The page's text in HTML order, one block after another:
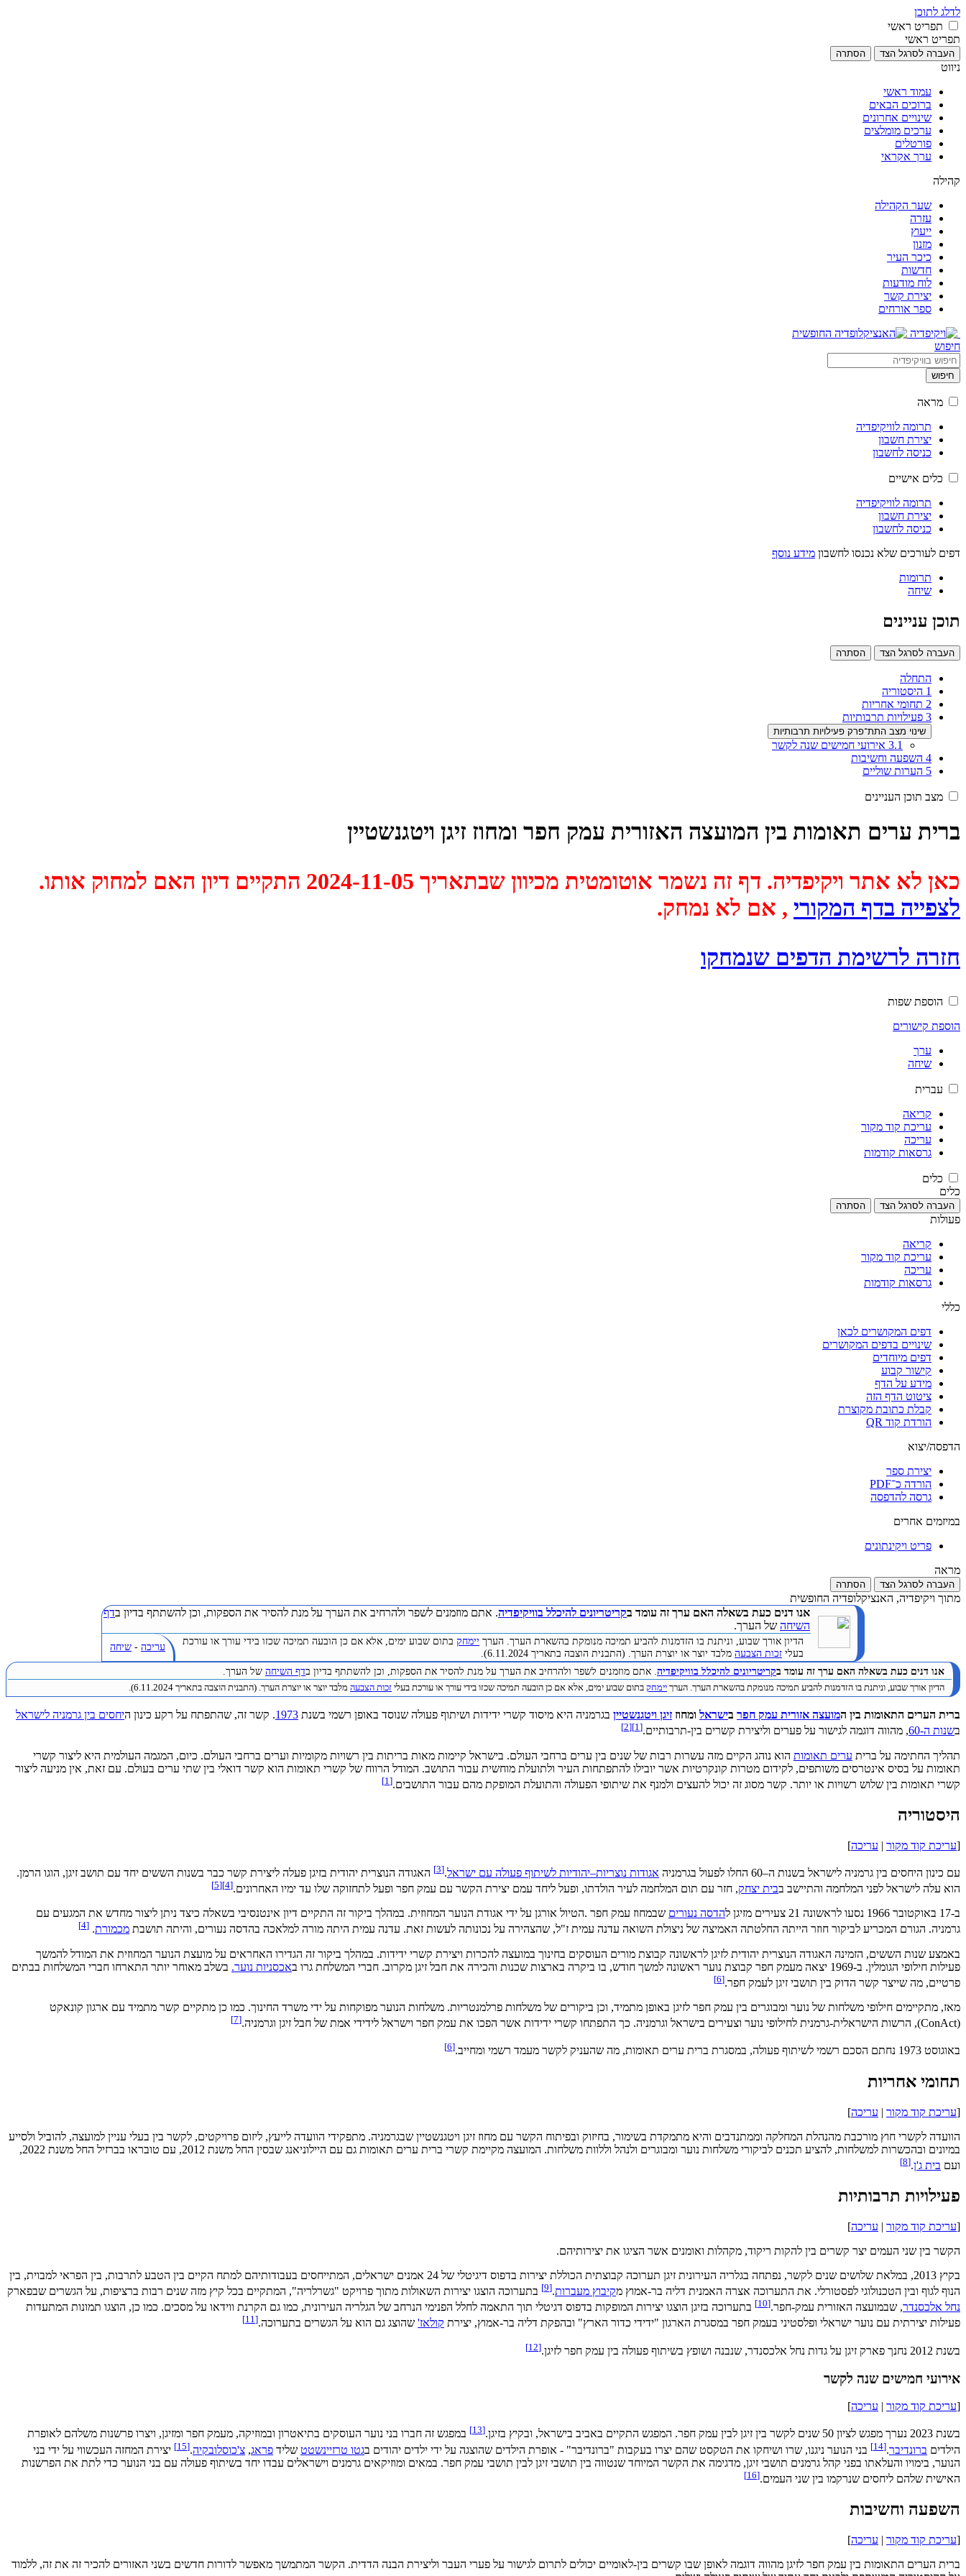
לדלג לתוכן
תפריט ראשי
תפריט ראשי
העברה לסרגל הצד הסתרה
ניווט
עמוד ראשי
ברוכים הבאים
שינויים אחרונים
ערכים מומלצים
פורטלים
ערך אקראי
קהילה
שער הקהילה
עזרה
ייעוץ
מזנון
כיכר העיר
חדשות
לוח מודעות
יצירת קשר
ספר אורחים
חיפוש
חיפוש
מראה
תרומה לוויקיפדיה
יצירת חשבון
כניסה לחשבון
כלים אישיים
תרומה לוויקיפדיה
יצירת חשבון
כניסה לחשבון
דפים לעורכים שלא נכנסו לחשבון מידע נוסף
תרומות
שיחה
תוכן עניינים
העברה לסרגל הצד הסתרה
התחלה
1 היסטוריה
2 תחומי אחריות
3 פעילויות תרבותיות
שינוי מצב התת־פרק פעילויות תרבותיות
3.1 אירועי חמישים שנה לקשר
4 השפעה וחשיבות
5 הערות שוליים
מצב תוכן העניינים
ברית ערים תאומות בין המועצה האזורית עמק חפר ומחוז זיגן ויטגנשטיין
כאן לא אתר ויקיפדיה. דף זה נשמר אוטומטית מכיוון שבתאריך 2024-11-05 התקיים דיון האם למחוק אותו.
לצפייה בדף המקורי , אם לא נמחק.
חזרה לרשימת הדפים שנמחקו
הוספת שפות
הוספת קישורים
ערך
שיחה
עברית
קריאה
עריכת קוד מקור
עריכה
גרסאות קודמות
כלים
כלים
העברה לסרגל הצד הסתרה
פעולות
קריאה
עריכת קוד מקור
עריכה
גרסאות קודמות
כללי
דפים המקושרים לכאן
שינויים בדפים המקושרים
דפים מיוחדים
קישור קבוע
מידע על הדף
ציטוט הדף הזה
קבלת כתובת מקוצרת
הורדת קוד QR
הדפסה/יצוא
יצירת ספר
הורדה כ־PDF
גרסה להדפסה
במיזמים אחרים
פריט ויקינתונים
מראה
העברה לסרגל הצד הסתרה
מתוך ויקיפדיה, האנציקלופדיה החופשית
אנו דנים כעת בשאלה האם ערך זה עומד בקריטריונים להיכלל בוויקיפדיה. אתם מוזמנים לשפר ולהרחיב את הערך על מנת להסיר את הספקות, וכן להשתתף בדיון בדף
השיחה של הערך.
הדיון אורך שבוע, וניתנת בו הזדמנות להביע תמיכה מנומקת בהשארת הערך. הערך יימחק בתום שבוע ימים, אלא אם כן הובעה תמיכה שכזו בידי עורך או עורכת
בעלי זכות הצבעה מלבד יוצר או יוצרת הערך. (התבנית הוצבה בתאריך 6.11.2024).
עריכה - שיחה
אנו דנים כעת בשאלה האם ערך זה עומד בקריטריונים להיכלל בוויקיפדיה. אתם מוזמנים לשפר ולהרחיב את הערך על מנת להסיר את הספקות, וכן להשתתף בדיון בדף השיחה של הערך.
הדיון אורך שבוע, וניתנת בו הזדמנות להביע תמיכה מנומקת בהשארת הערך. הערך יימחק בתום שבוע ימים, אלא אם כן הובעה תמיכה שכזו בידי עורך או עורכת בעלי זכות הצבעה מלבד יוצר או יוצרת הערך. (התבנית הוצבה בתאריך 6.11.2024).
ברית הערים התאומות בין המועצה אזורית עמק חפר בישראל ומחוז זיגן ויטגנשטיין בגרמניה היא מיסוד קשרי ידידות ושיתוף פעולה שנוסד באופן רשמי בשנת 1973. קשר זה, שהתפתח על רקע כינון היחסים בין גרמניה לישראל
בשנות ה-60 , מהווה דוגמה לגישור על פערים וליצירת קשרים בין-תרבותיים.[
1
]
[
2
]
תהליך החתימה על ברית ערים תאומות הוא נוהג הקיים מזה עשרות רבות של שנים בין ערים ברחבי העולם. בישראל קיימות מאות בריתות בין רשויות מקומיות וערים ברחבי העולם. כיום, המגמה העולמית היא ליצור קשרי
תאומות על בסיס אינטרסים משותפים, לקידום מטרות קונקרטיות אשר יובילו להתפתחות העיר ולתועלת מוחשית עבור התושב. המודל הרווח של קשרי תאומות הוא קשר דואלי בין שתי ערים בעולם. עם זאת, אין מניעה ליצור
קשרי תאומות בין שלוש רשויות או יותר. קשר מסוג זה יכול להעצים ולמנף את שיתופי הפעולה והתועלת המופקת מהם עבור התושבים.[
1
]
היסטוריה
[עריכת קוד מקור | עריכה]
עם כינון היחסים בין גרמניה לישראל בשנות ה–60 החלו לפעול בגרמניה אגודות נוצריות–יהודיות לשיתוף פעולה עם ישראל.
[
3
] האגודה הנוצרית יהודית בזיגן פעלה ליצירת קשר כבר בשנות הששים יחד עם תושב זיגן, הוגו הרמן.
הוא עלה לישראל לפני המלחמה והתיישב בבית יצחק, חזר עם תום המלחמה לעיר הולדתו, ופעל ליחד עמם יצירת הקשר עם עמק חפר ופעל לתחזוקה שלו עד ימיו האחרונים.[
4
]
[
5
]
ב-17 באוקטובר 1966 נסעו לראשונה 21 צעירים מזיגן ל הדסה נעורים שבמחוז עמק חפר .הטיול אורגן על ידי אגודת הנוער המחוזית. במהלך ביקור זה התקיים דיון אינטנסיבי בשאלה כיצד ניתן ליצור מחדש את המגעים עם
גרמניה. הגורם המכריע לביקור חוזר הייתה החלטתה האמיצה של ניצולת השואה עדנה עמית ז"ל, שהצהירה על נכונותה לעשות זאת. עדנה עמית היתה מורה למלאכה בהדסה נעורים, והיתה תושבת מכמורת.
[
4
]
באמצע שנות הששים, הזמינה האגודה הנוצרית יהודית לזיגן לראשונה קבוצת מורים העוסקים בחינוך במועצה להכרות ויצירת קשרי ידידות. במהלך ביקור זה הגדירו האחראים על מועצת הנוער המחוזית את המודל להמשך
פעילות חילופי הגומלין. ב-1969 יצאה מעמק חפר קבוצת נוער ראשונה למשך חודש, בו ביקרה בארצות שכנות והכירה את חבל זיגן מקרוב. חברי המשלחת גרו ב
אכסניות נוער. בשלב מאוחר יותר התארחו חברי המשלחות בבתים
פרטיים, מה שייצר קשר הדוק בין תושבי זיגן לעמק חפר.[
6
]
מאז, מתקיימים חילופי משלחות של נוער ומבוגרים בין עמק חפר לזיגן באופן מתמיד, וכן ביקורים של משלחות פרלמנטריות. משלחות הנוער מפוקחות על ידי משרד החינוך. כמו כן מתקיים קשר מתמיד עם ארגון קונאקט
(ConAct), הרשות הישראלית-גרמנית לחילופי נוער וצעירים בישראל וגרמניה. כך התפתחו קשרי ידידות אשר הפכו את עמק חפר וישראל לידידי אמת של חבל זיגן וגרמניה.
[
7
]
באוגוסט 1973 נחתם הסכם רשמי לשיתוף פעולה, במסגרת ברית ערים תאומות, מה שהעניק לקשר מעמד רשמי ומחייב. [
6
]
תחומי אחריות
[עריכת קוד מקור | עריכה]
הוועדה לקשרי חוץ מורכבת מהנהלת המחלקה וממתנדבים והיא מתמקדת בשימור, בחיזוק ובפיתוח הקשר עם מחוז זיגן ויטגנשטיין שבגרמניה. מתפקידי הוועדה לייעץ, ליזום פרויקטים, לקשר בין בעלי עניין למועצה, להוביל ולסייע
במיונים ובהכשרות למשלחות, להציע תכנים לביקורי משלחות נוער ומבוגרים ולנהל וללוות משלחות. המועצה מקיימת קשרי ברית ערים תאומות גם עם היילוניאנג שבסין החל משנת 2012, עם טובראו בברזיל החל משנת 2022,
ועם בית ג'ן.
[
8
]
פעילויות תרבותיות
[עריכת קוד מקור | עריכה]
הקשר בין שני העמים יצר קשרים בין להקות ריקוד, מקהלות ואומנים אשר הציגו את יצירותיהם.
בקיץ 2013, במלאת שלושים שנים לקשר, נפתחה בגלריה העירונית זיגן תערוכה קבוצתית הכוללת יצירות בדפוס דיגיטלי של 24 אמנים ישראלים, המתייחסים בעבודותיהם למתח הקיים בין הטבע לתרבות, בין הפראי למבוית, בין
הנוף לגוף ובין הטכנולוגי לפסטורלי. את התערוכה אצרה האמנית דליה בר-אמוץ מקיבוץ מעברות.
[
9
] בתערוכה הוצגו יצירות השאולות מתוך פרויקט "גשרלריה", המתקיים בכל קיץ מזה שנים רבות ברציפות, על הגשרים שבפארק
נחל אלכסנדר, שבמועצה האזורית עמק-חפר.[
10
] בתערוכה בזיגן הוצגו יצירות המופקות בדפוס דגיטלי תוך התאמה לחלל הפנימי הנרחב של הגלריה העירונית, כמו גם הקרנת ווידאו על מסכים. כמו כן, הוצגו תמונות המתעדות
פעילות יצירתית עם נוער ישראלי ופלסטיני בעמק חפר במסגרת הארגון "ידידי כדור הארץ" ובהפקת דליה בר-אמוץ, יצירת קולאז' שהוצג גם הוא על הגשרים בתערוכה.[
11
]
בשנת 2012 נחנך פארק זיגן על גדות נחל אלכסנדר, שנבנה ושופץ בשיתוף פעולה בין עמק חפר לזיגן. [
12
]
אירועי חמישים שנה לקשר
[עריכת קוד מקור | עריכה]
בשנת 2023 נערך מפגש לציון 50 שנים לקשר בין זיגן לבין עמק חפר. המפגש התקיים באביב בישראל, ובקיץ בזיגן. [
13
] במפגש זה חברו בני נוער העוסקים בתיאטרון ובמוזיקה, מעמק חפר ומזיגן, ויצרו פרשנות משלהם לאופרת
הילדים ברונדיבר.
[
14
] בני הנוער ניגנו, שרו ושיחקו את הטקסט שהם יצרו בעקבות "ברונדיבר" - אופרת הילדים שהוצגה על ידי ילדים יהודים בגטו טרזיינשטט שליד פראג, צ'כוסלובקיה.
[
15
] יצירת המחזה העכשווי על ידי בני
הנוער, בימויו והעלאתו בפני קהל גרמנים תושבי זיגן, מדגימה את הקשר המיוחד שנטווה בין תושבי זיגן לבין תושבי עמק חפר. במאים ומוזיקאים גרמנים וישראלים עבדו יחד בשיתוף פעולה עם בני הנוער כדי לתת את הפרשנות
האישית שלהם ליחסים שנרקמו בין שני העמים.[
16
]
השפעה וחשיבות
[עריכת קוד מקור | עריכה]
ברית הערים התאומות בין עמק חפר לזיגן מהווה דוגמה לאופן שבו קשרים בין-לאומיים יכולים לתרום לגישור על פערי העבר וליצירת הבנה הדדית. הקשר המתמשך מאפשר לדורות חדשים בשני האזורים להכיר זה את זה, ללמוד